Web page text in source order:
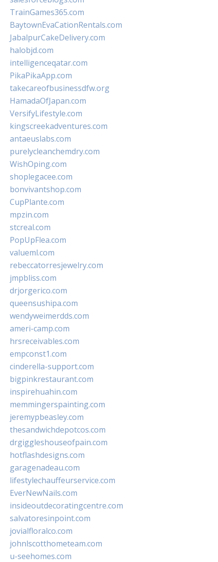
TrainGames365.com
BaytownEvaCationRentals.com
JabalpurCakeDelivery.com
halobjd.com
intelligenceqatar.com
PikaPikaApp.com
takecareofbusinessdfw.org
HamadaOfJapan.com
VersifyLifestyle.com
kingscreekadventures.com
antaeuslabs.com
purelycleanchemdry.com
WishOping.com
shoplegacee.com
bonvivantshop.com
CupPlante.com
mpzin.com
stcreal.com
PopUpFlea.com
valueml.com
rebeccatorresjewelry.com
jmpbliss.com
drjorgerico.com
queensushipa.com
wendyweimerdds.com
ameri-camp.com
hrsreceivables.com
empconst1.com
cinderella-support.com
bigpinkrestaurant.com
inspirehuahin.com
memmingerspainting.com
jeremypbeasley.com
thesandwichdepotcos.com
drgiggleshouseofpain.com
hotflashdesigns.com
garagenadeau.com
lifestylechauffeurservice.com
EverNewNails.com
insideoutdecoratingcentre.com
salvatoresinpoint.com
jovialfloralco.com
johnlscotthometeam.com
u-seehomes.com